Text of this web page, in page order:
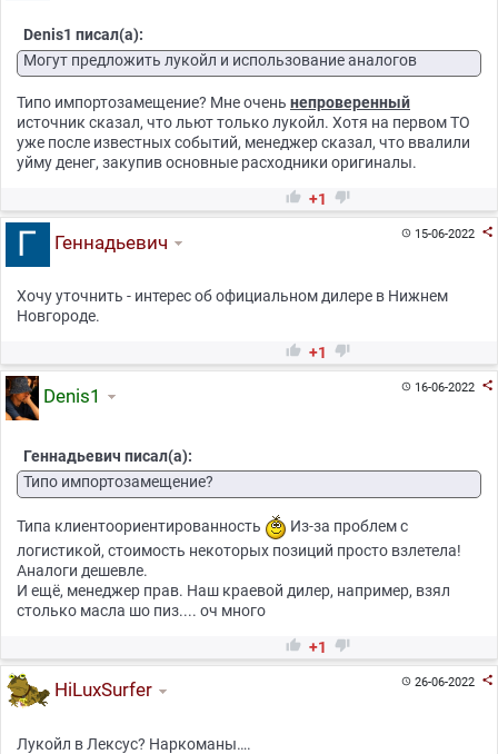
Denis1 писал(а):
Могут предложить лукойл и использование аналогов
Типо импортозамещение? Мне очень непроверенный
источник сказал, что льют только лукойл. Хотя на первом ТО
уже после известных событий, менеджер сказал, что ввалили
уйму денег, закупив основные расходники оригиналы.
 +1 
15-06-2022 
Геннадьевич
Хочу уточнить - интерес об официальном дилере в Нижнем
Новгороде.
 +1 
16-06-2022 
Denis1
Геннадьевич писал(а):
Типо импортозамещение?
Типа клиентоориентированность
Из-за проблем с
логистикой, стоимость некоторых позиций просто взлетела!
Аналоги дешевле.
И ещё, менеджер прав. Наш краевой дилер, например, взял
столько масла шо пиз.... оч много
 +1 
26-06-2022 
HiLuxSurfer
Лукойл в Лексус? Наркоманы….